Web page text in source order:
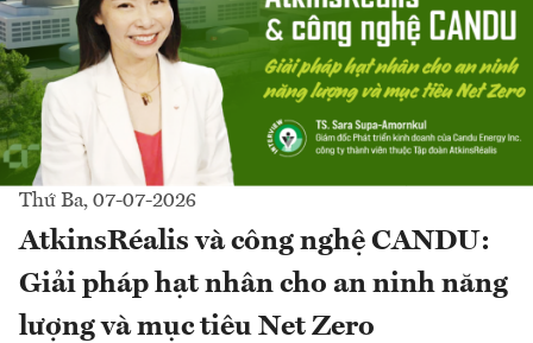
Thứ Ba, 07-07-2026
AtkinsRéalis và công nghệ CANDU:
Giải pháp hạt nhân cho an ninh năng
lượng và mục tiêu Net Zero